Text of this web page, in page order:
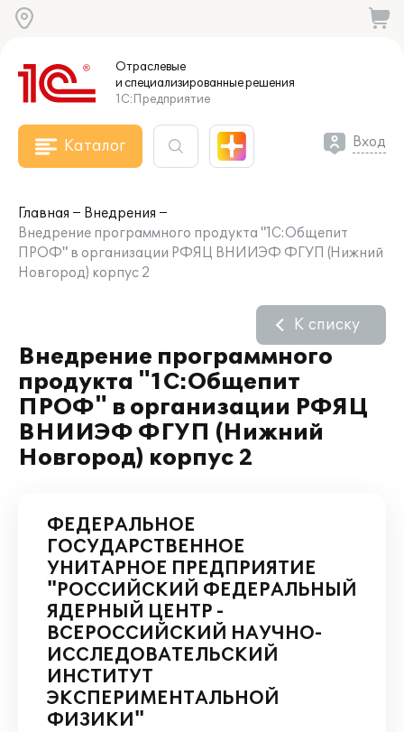
Отраслевые
и специализированныерешения
1С:Предприятие
Каталог Вход
Главная
Внедрения
Внедрение программного продукта "1С:Общепит
ПРОФ" в организации РФЯЦ ВНИИЭФ ФГУП (Нижний
Новгород) корпус 2
Внедрение программного
продукта "1С:Общепит
ПРОФ" в организации РФЯЦ
ВНИИЭФ ФГУП (Нижний
Новгород) корпус 2
К списку
ФЕДЕРАЛЬНОЕ
ГОСУДАРСТВЕННОЕ
УНИТАРНОЕ ПРЕДПРИЯТИЕ
"РОССИЙСКИЙ ФЕДЕРАЛЬНЫЙ
ЯДЕРНЫЙ ЦЕНТР -
ВСЕРОССИЙСКИЙ НАУЧНО-
ИССЛЕДОВАТЕЛЬСКИЙ
ИНСТИТУТ
ЭКСПЕРИМЕНТАЛЬНОЙ
ФИЗИКИ"